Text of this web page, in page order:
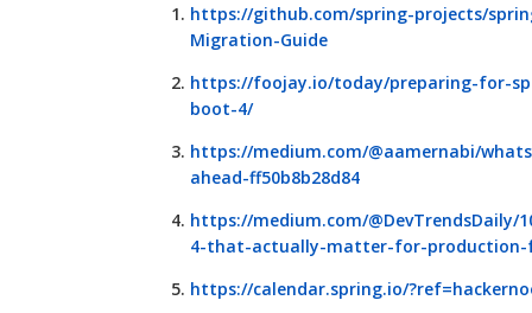
https://github.com/spring-projects/
Migration-Guide
https://foojay.io/today/preparing-for-
boot-4/
https://medium.com/@aamernabi/
ahead-ff50b8b28d84
https://medium.com/
4-that-actually-matter-for-production-
https://calendar.spring.io/